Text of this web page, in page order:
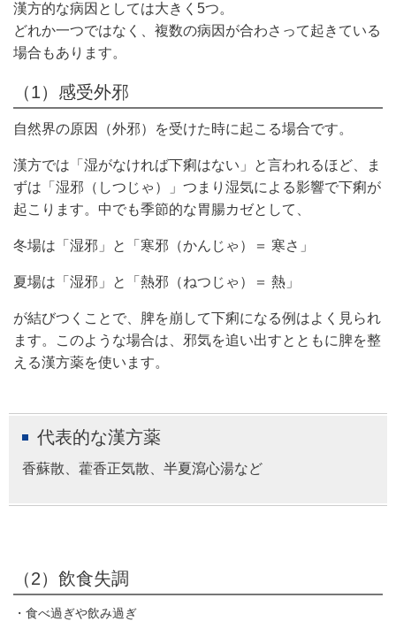
漢方的な病因としては大きく5つ。
どれか一つではなく、複数の病因が合わさって起きている
場合もあります。
（1）感受外邪
自然界の原因（外邪）を受けた時に起こる場合です。
漢方では「湿がなければ下痢はない」と言われるほど、ま
ずは「湿邪（しつじゃ）」つまり湿気による影響で下痢が
起こります。中でも季節的な胃腸カゼとして、
冬場は「湿邪」と「寒邪（かんじゃ）＝ 寒さ」
夏場は「湿邪」と「熱邪（ねつじゃ）＝ 熱」
が結びつくことで、脾を崩して下痢になる例はよく見られ
ます。このような場合は、邪気を追い出すとともに脾を整
える漢方薬を使います。
代表的な漢方薬
香蘇散、藿香正気散、半夏瀉心湯など
（2）飲食失調
・食べ過ぎや飲み過ぎ